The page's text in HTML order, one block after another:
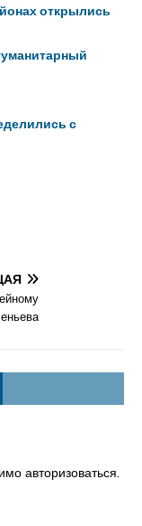
открылись
с
авторизоваться.